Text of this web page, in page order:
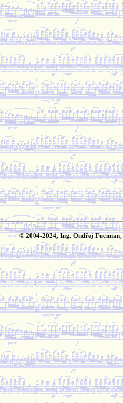
© 2004-2024, Ing. Ondřej Fuciman,